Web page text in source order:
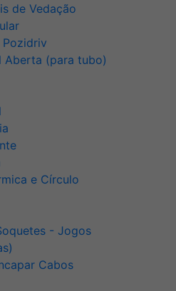
de Vedação
Pozidriv
Aberta (para tubo)
e Círculo
- Jogos
Cabos